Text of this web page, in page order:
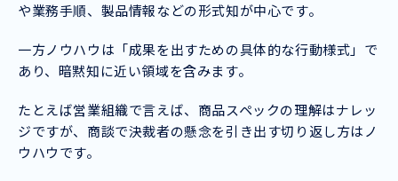
や業務手順、製品情報などの形式知が中心です。
一方ノウハウは「成果を出すための具体的な行動様式」で
あり、暗黙知に近い領域を含みます。
たとえば営業組織で言えば、商品スペックの理解はナレッ
ジですが、商談で決裁者の懸念を引き出す切り返し方はノ
ウハウです。